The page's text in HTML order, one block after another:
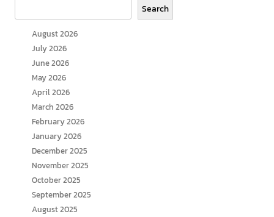
Search
August 2026
July 2026
June 2026
May 2026
April 2026
March 2026
February 2026
January 2026
December 2025
November 2025
October 2025
September 2025
August 2025